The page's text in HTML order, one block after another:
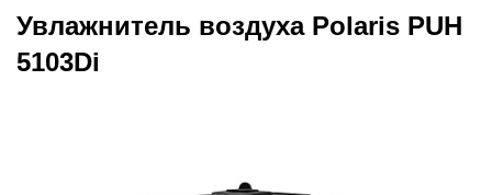
Увлажнитель воздуха Polaris PUH
5103Di